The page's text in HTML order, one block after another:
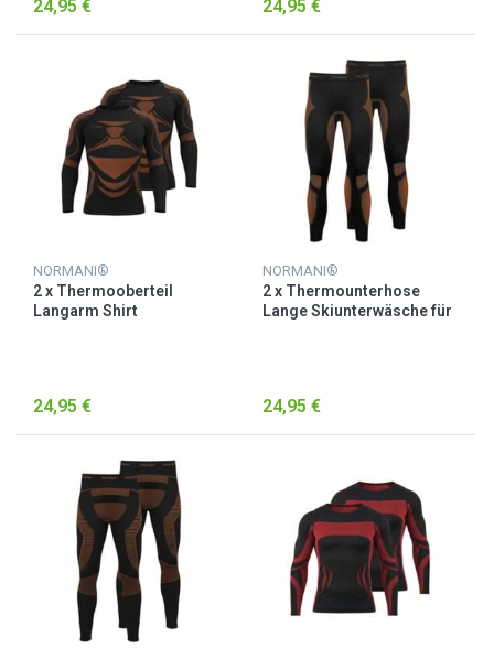
24,95 € 24,95 €
NORMANI®
2 x Thermooberteil
Langarm Shirt
24,95 €
NORMANI®
2 x Thermounterhose
Lange Skiunterwäsche für
24,95 €